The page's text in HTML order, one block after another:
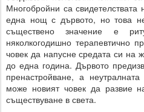
Многобройни са
една нощ с дървото, но това
съществено значение е
няколкогодишно терапевтично
човек да напусне средата си на
до една година. Дървото
пренастройване, а
може новият човек да развие
съществуване в света.